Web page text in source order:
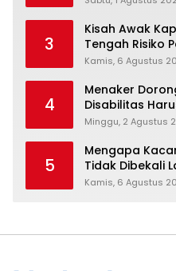
3
Kisah Awak
Tengah Risiko
Kamis, 6 Agustus
4
Menaker
Disabilitas
Setara
Minggu, 2 Agustus
5
Mengapa
Tidak Dibekali
Kamis, 6 Agustus